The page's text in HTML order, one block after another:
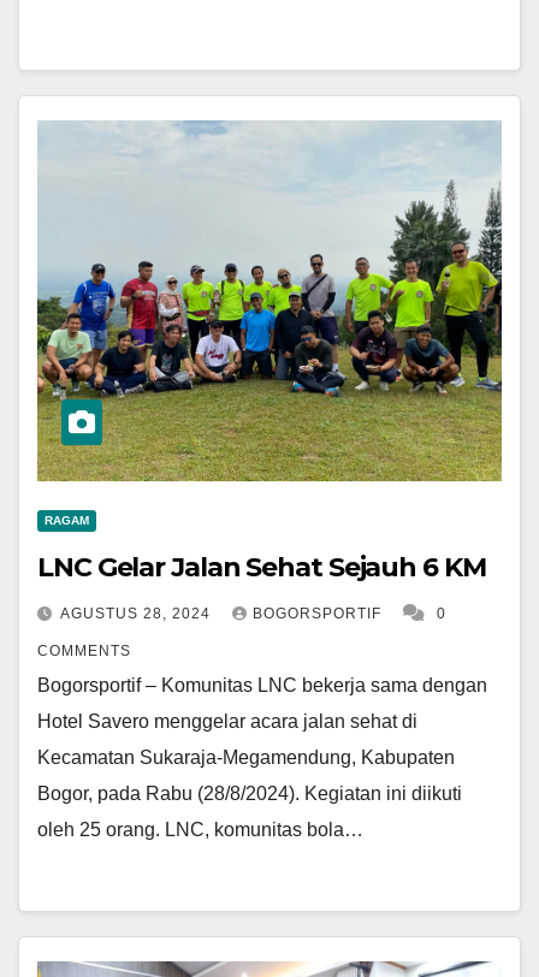
RAGAM
LNC Gelar Jalan Sehat Sejauh 6 KM
AGUSTUS 28, 2024 BOGORSPORTIF 0
COMMENTS
Bogorsportif – Komunitas LNC bekerja sama dengan
Hotel Savero menggelar acara jalan sehat di
Kecamatan Sukaraja-Megamendung, Kabupaten
Bogor, pada Rabu (28/8/2024). Kegiatan ini diikuti
oleh 25 orang. LNC, komunitas bola…